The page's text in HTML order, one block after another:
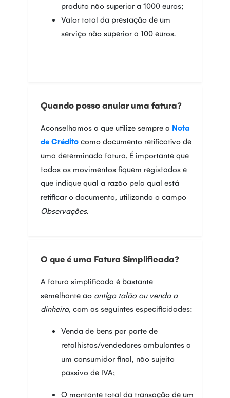
produto não superior a 1000 euros;
Valor total da prestação de um
serviço não superior a 100 euros.
Quando posso anular uma fatura?
Aconselhamos a que utilize sempre a Nota
de Crédito como documento retificativo de
uma determinada fatura. É importante que
todos os movimentos fiquem registados e
que indique qual a razão pela qual está
retificar o documento, utilizando o campo
Observações.
O que é uma Fatura Simplificada?
A fatura simplificada é bastante
semelhante ao antigo talão ou venda a
dinheiro, com as seguintes especificidades:
Venda de bens por parte de
retalhistas/vendedores ambulantes a
um consumidor final, não sujeito
passivo de IVA;
O montante total da transação de um